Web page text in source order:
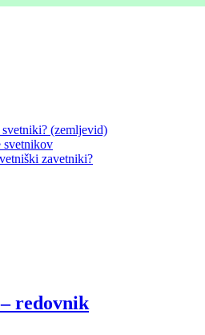
(zemljevid)
svetnikov
zavetniki?
redovnik